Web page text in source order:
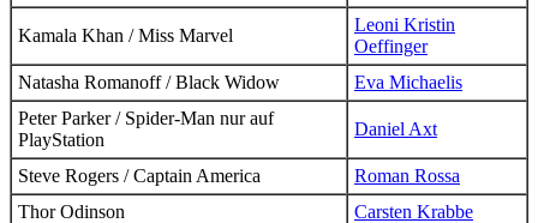
Kamala Khan / Miss Marvel
Leoni Kristin
Oeffinger
Natasha Romanoff / Black Widow
Eva Michaelis
Peter Parker / Spider-Man nur auf
PlayStation
Daniel Axt
Steve Rogers / Captain America
Roman Rossa
Thor Odinson
Carsten Krabbe